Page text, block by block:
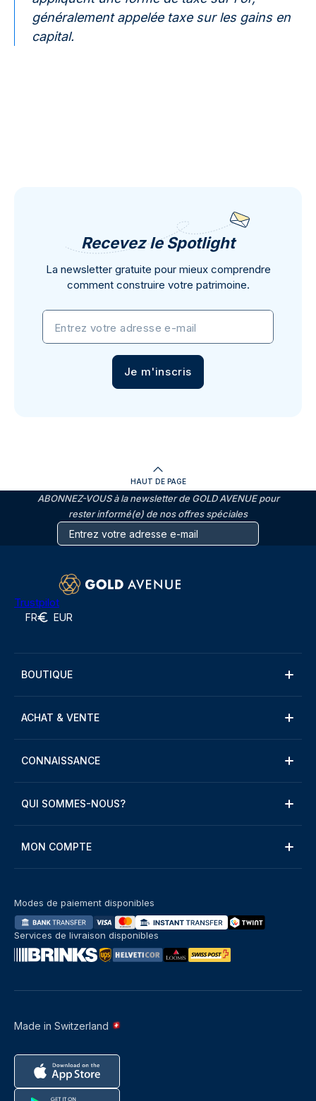
généralement appelée taxe sur les gains en
capital.
Recevez le Spotlight
La newsletter gratuite pour mieux comprendre
comment construire votre patrimoine.
Entrez votre adresse e-mail
Je m'inscris
HAUT DE PAGE
ABONNEZ-VOUS à la newsletter de GOLD AVENUE pour
rester informé(e) de nos offres spéciales
Trustpilot
FR EUR
BOUTIQUE
ACHAT & VENTE
CONNAISSANCE
QUI SOMMES-NOUS?
MON COMPTE
Made in Switzerland
Modes de paiement disponibles
Services de livraison disponibles